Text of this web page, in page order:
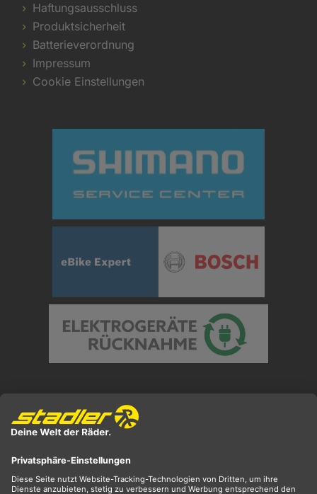
Haftungsausschluss
Produktsicherheit
Batterieverordnung
Impressum
Cookie Einstellungen